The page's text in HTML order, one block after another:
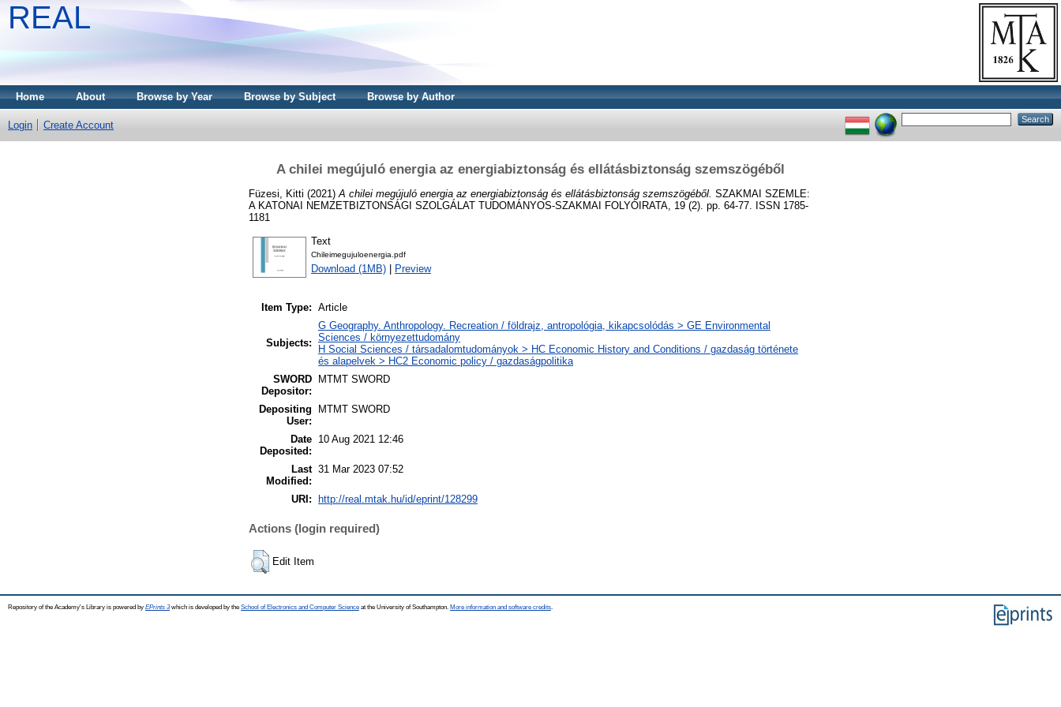
REAL
Home About Browse by Year Browse by Subject Browse by Author
Login Create Account
A chilei megújuló energia az energiabiztonság és ellátásbiztonság szemszögéből
Füzesi, Kitti (2021) A chilei megújuló energia az energiabiztonság és ellátásbiztonság szemszögéből. SZAKMAI SZEMLE:
A KATONAI NEMZETBIZTONSÁGI SZOLGÁLAT TUDOMÁNYOS-SZAKMAI FOLYÓIRATA, 19 (2). pp. 64-77. ISSN 1785-
1181
Text
Chileimegujuloenergia.pdf
Download (1MB) Preview
Item Type: Article
Subjects:
G Geography. Anthropology. Recreation / földrajz, antropológia, kikapcsolódás > GE Environmental
Sciences / környezettudomány
H Social Sciences / társadalomtudományok > HC Economic History and Conditions / gazdaság története
és alapelvek > HC2 Economic policy / gazdaságpolitika
SWORD
Depositor:
MTMT SWORD
Depositing
User:
MTMT SWORD
Date
Deposited:
10 Aug 2021 12:46
Last
Modified:
31 Mar 2023 07:52
URI: http://real.mtak.hu/id/eprint/128299
Actions (login required)
Edit Item
Repository of the Academy's Library is powered by EPrints 3which is developed by the School of Electronics and Computer Science at the University of Southampton. More information and software credits